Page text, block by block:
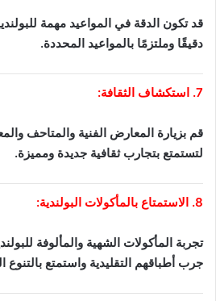
قد تكون الدقة في المواعيد مهمة
دقيقًا وملتزمًا بالمواعيد المحددة.
7. استكشاف الثقافة:
قم بزيارة المعارض الفنية والمتاحف
لتستمتع بتجارب ثقافية جديدة ومميزة.
8. الاستمتاع بالمأكولات البولندية:
تجربة المأكولات الشهية والمألوفة
جرب أطباقهم التقليدية واستمتع بالتنوع